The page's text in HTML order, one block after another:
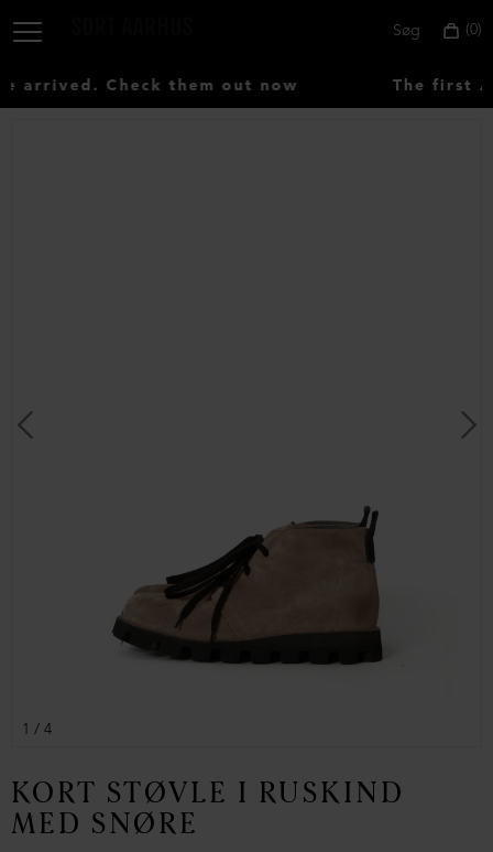
0
Søg
arrived. Check them out now The first
1 / 4
KORT STØVLE I RUSKIND
MED SNØRE